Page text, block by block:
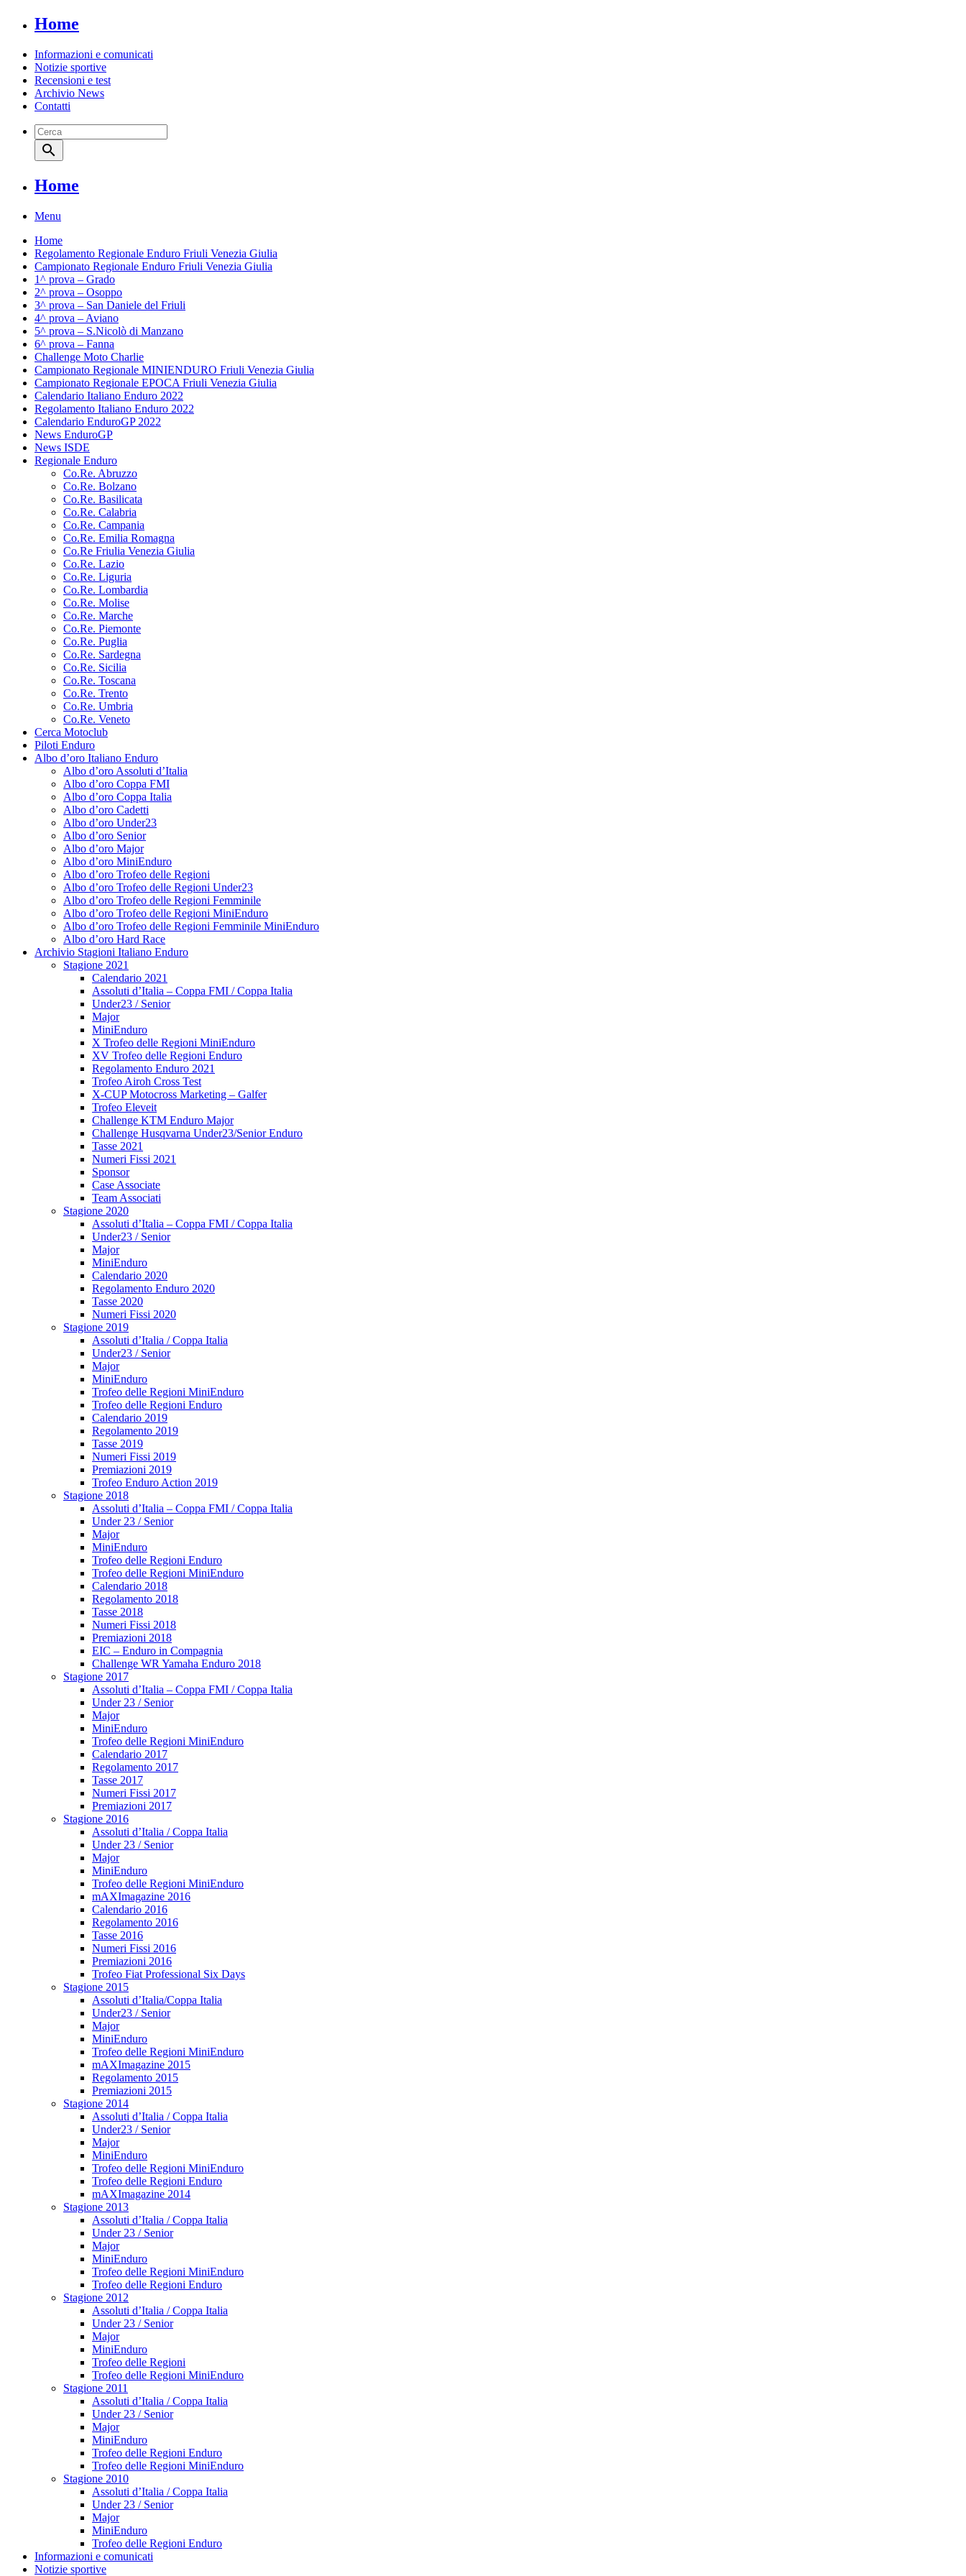
Home
Informazioni e comunicati
Notizie sportive
Recensioni e test
Archivio News
Contatti
search
Home
Menu
Home
Regolamento Regionale Enduro Friuli Venezia Giulia
Campionato Regionale Enduro Friuli Venezia Giulia
1^ prova – Grado
2^ prova – Osoppo
3^ prova – San Daniele del Friuli
4^ prova – Aviano
5^ prova – S.Nicolò di Manzano
6^ prova – Fanna
Challenge Moto Charlie
Campionato Regionale MINIENDURO Friuli Venezia Giulia
Campionato Regionale EPOCA Friuli Venezia Giulia
Calendario Italiano Enduro 2022
Regolamento Italiano Enduro 2022
Calendario EnduroGP 2022
News EnduroGP
News ISDE
Regionale Enduro
Co.Re. Abruzzo
Co.Re. Bolzano
Co.Re. Basilicata
Co.Re. Calabria
Co.Re. Campania
Co.Re. Emilia Romagna
Co.Re Friulia Venezia Giulia
Co.Re. Lazio
Co.Re. Liguria
Co.Re. Lombardia
Co.Re. Molise
Co.Re. Marche
Co.Re. Piemonte
Co.Re. Puglia
Co.Re. Sardegna
Co.Re. Sicilia
Co.Re. Toscana
Co.Re. Trento
Co.Re. Umbria
Co.Re. Veneto
Cerca Motoclub
Piloti Enduro
Albo d’oro Italiano Enduro
Albo d’oro Assoluti d’Italia
Albo d’oro Coppa FMI
Albo d’oro Coppa Italia
Albo d’oro Cadetti
Albo d’oro Under23
Albo d’oro Senior
Albo d’oro Major
Albo d’oro MiniEnduro
Albo d’oro Trofeo delle Regioni
Albo d’oro Trofeo delle Regioni Under23
Albo d’oro Trofeo delle Regioni Femminile
Albo d’oro Trofeo delle Regioni MiniEnduro
Albo d’oro Trofeo delle Regioni Femminile MiniEnduro
Albo d’oro Hard Race
Archivio Stagioni Italiano Enduro
Stagione 2021
Calendario 2021
Assoluti d’Italia – Coppa FMI / Coppa Italia
Under23 / Senior
Major
MiniEnduro
X Trofeo delle Regioni MiniEnduro
XV Trofeo delle Regioni Enduro
Regolamento Enduro 2021
Trofeo Airoh Cross Test
X-CUP Motocross Marketing – Galfer
Trofeo Eleveit
Challenge KTM Enduro Major
Challenge Husqvarna Under23/Senior Enduro
Tasse 2021
Numeri Fissi 2021
Sponsor
Case Associate
Team Associati
Stagione 2020
Assoluti d’Italia – Coppa FMI / Coppa Italia
Under23 / Senior
Major
MiniEnduro
Calendario 2020
Regolamento Enduro 2020
Tasse 2020
Numeri Fissi 2020
Stagione 2019
Assoluti d’Italia / Coppa Italia
Under23 / Senior
Major
MiniEnduro
Trofeo delle Regioni MiniEnduro
Trofeo delle Regioni Enduro
Calendario 2019
Regolamento 2019
Tasse 2019
Numeri Fissi 2019
Premiazioni 2019
Trofeo Enduro Action 2019
Stagione 2018
Assoluti d’Italia – Coppa FMI / Coppa Italia
Under 23 / Senior
Major
MiniEnduro
Trofeo delle Regioni Enduro
Trofeo delle Regioni MiniEnduro
Calendario 2018
Regolamento 2018
Tasse 2018
Numeri Fissi 2018
Premiazioni 2018
EIC – Enduro in Compagnia
Challenge WR Yamaha Enduro 2018
Stagione 2017
Assoluti d’Italia – Coppa FMI / Coppa Italia
Under 23 / Senior
Major
MiniEnduro
Trofeo delle Regioni MiniEnduro
Calendario 2017
Regolamento 2017
Tasse 2017
Numeri Fissi 2017
Premiazioni 2017
Stagione 2016
Assoluti d’Italia / Coppa Italia
Under 23 / Senior
Major
MiniEnduro
Trofeo delle Regioni MiniEnduro
mAXImagazine 2016
Calendario 2016
Regolamento 2016
Tasse 2016
Numeri Fissi 2016
Premiazioni 2016
Trofeo Fiat Professional Six Days
Stagione 2015
Assoluti d’Italia/Coppa Italia
Under23 / Senior
Major
MiniEnduro
Trofeo delle Regioni MiniEnduro
mAXImagazine 2015
Regolamento 2015
Premiazioni 2015
Stagione 2014
Assoluti d’Italia / Coppa Italia
Under23 / Senior
Major
MiniEnduro
Trofeo delle Regioni MiniEnduro
Trofeo delle Regioni Enduro
mAXImagazine 2014
Stagione 2013
Assoluti d’Italia / Coppa Italia
Under 23 / Senior
Major
MiniEnduro
Trofeo delle Regioni MiniEnduro
Trofeo delle Regioni Enduro
Stagione 2012
Assoluti d’Italia / Coppa Italia
Under 23 / Senior
Major
MiniEnduro
Trofeo delle Regioni
Trofeo delle Regioni MiniEnduro
Stagione 2011
Assoluti d’Italia / Coppa Italia
Under 23 / Senior
Major
MiniEnduro
Trofeo delle Regioni Enduro
Trofeo delle Regioni MiniEnduro
Stagione 2010
Assoluti d’Italia / Coppa Italia
Under 23 / Senior
Major
MiniEnduro
Trofeo delle Regioni Enduro
Informazioni e comunicati
Notizie sportive